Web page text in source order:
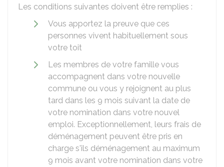
Les conditions suivantes doivent être remplies :
Vous apportez la preuve que ces
personnes vivent habituellement sous
votre toit
Les membres de votre famille vous
accompagnent dans votre nouvelle
commune ou vous y rejoignent au plus
tard dans les 9 mois suivant la date de
votre nomination dans votre nouvel
emploi. Exceptionnellement, leurs frais de
déménagement peuvent être pris en
charge s'ils déménagement au maximum
9 mois avant votre nomination dans votre